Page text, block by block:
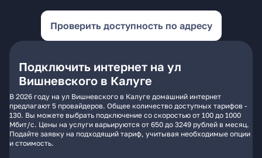
Проверить доступность по адресу
Подключить интернет на ул
Вишневского в Калуге
В 2026 году на ул Вишневского в Калуге домашний интернет
предлагают 5 провайдеров. Общее количество доступных тарифов -
130. Вы можете выбрать подключение со скоростью от 100 до 1000
Мбит/с. Цены на услуги варьируются от 650 до 3249 рублей в месяц.
Подайте заявку на подходящий тариф, учитывая необходимые опции
и стоимость.